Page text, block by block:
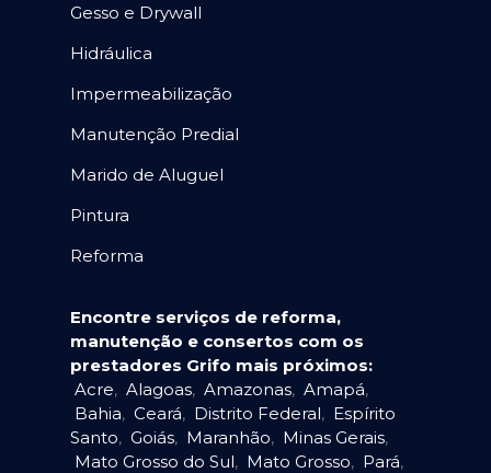
Gesso e Drywall
Hidráulica
Impermeabilização
Manutenção Predial
Marido de Aluguel
Pintura
Reforma
Encontre serviços de reforma,
manutenção e consertos com os
prestadores Grifo mais próximos:
Acre, Alagoas, Amazonas, Amapá,
Bahia, Ceará, Distrito Federal, Espírito
Santo, Goiás, Maranhão, Minas Gerais,
Mato Grosso do Sul, Mato Grosso, Pará,